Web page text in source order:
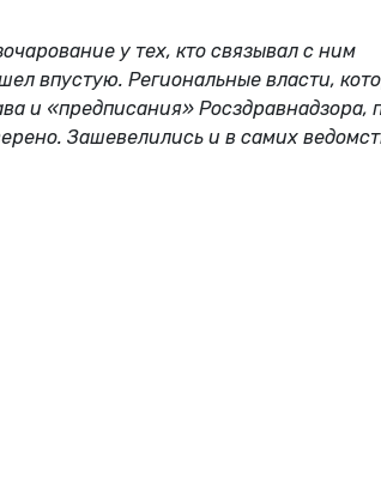
у тех, кто связывал с ним
впустую. Региональные власти,
и «предписания» Росздравнадзора,
Зашевелились и в самих